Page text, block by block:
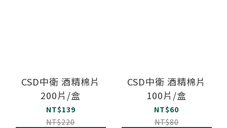
CSD中衛 酒精棉片
200片/盒
NT$139
NT$220
CSD中衛 酒精棉片
100片/盒
NT$60
NT$80